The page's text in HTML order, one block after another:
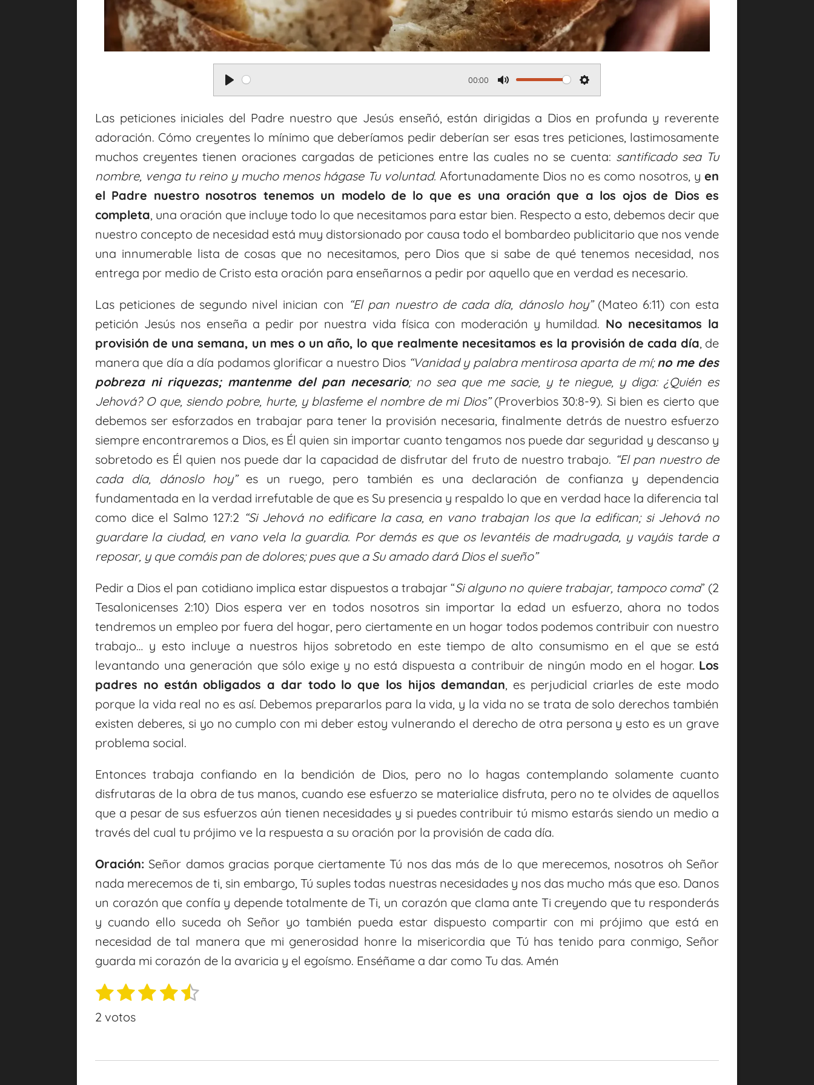
P
l
a
y
00:00
M
u
t
e
S
e
t
t
n
g
s
Las peticiones iniciales del Padre nuestro que Jesús enseñó, están dirigidas a Dios en profunda y reverente
adoración. Cómo creyentes lo mínimo que deberíamos pedir deberían ser esas tres peticiones, lastimosamente
muchos creyentes tienen oraciones cargadas de peticiones entre las cuales no se cuenta: santificado sea Tu
nombre, venga tu reino y mucho menos hágase Tu voluntad. Afortunadamente Dios no es como nosotros, y en
el Padre nuestro nosotros tenemos un modelo de lo que es una oración que a los ojos de Dios es
completa, una oración que incluye todo lo que necesitamos para estar bien. Respecto a esto, debemos decir que
nuestro concepto de necesidad está muy distorsionado por causa todo el bombardeo publicitario que nos vende
una innumerable lista de cosas que no necesitamos, pero Dios que si sabe de qué tenemos necesidad, nos
entrega por medio de Cristo esta oración para enseñarnos a pedir por aquello que en verdad es necesario.
Las peticiones de segundo nivel inician con “El pan nuestro de cada día, dánoslo hoy”(Mateo 6:11) con esta
petición Jesús nos enseña a pedir por nuestra vida física con moderación y humildad. No necesitamos la
provisión de una semana, un mes o un año, lo que realmente necesitamos es la provisión de cada día, de
manera que día a día podamos glorificar a nuestro Dios “Vanidad y palabra mentirosa aparta de mí;no me des
pobreza ni riquezas; mantenme del pan necesario; no sea que me sacie, y te niegue, y diga: ¿Quién es
Jehová? O que, siendo pobre, hurte, y blasfeme el nombre de mi Dios”(Proverbios 30:8-9). Si bien es cierto que
debemos ser esforzados en trabajar para tener la provisión necesaria, finalmente detrás de nuestro esfuerzo
siempre encontraremos a Dios, es Él quien sin importar cuanto tengamos nos puede dar seguridad y descanso y
sobretodo es Él quien nos puede dar la capacidad de disfrutar del fruto de nuestro trabajo. “El pan nuestro de
cada día, dánoslo hoy”es un ruego, pero también es una declaración de confianza y dependencia
fundamentada en la verdad irrefutable de que es Su presencia y respaldo lo que en verdad hace la diferencia tal
como dice el Salmo 127:2 “SiJehová no edificare la casa, en vano trabajan los que la edifican; si Jehová no
guardare la ciudad, en vano vela la guardia. Por demás es que os levantéis de madrugada, y vayáis tarde a
reposar, y que comáis pan de dolores; pues que a Su amado dará Dios el sueño”
Pedir a Dios el pan cotidiano implica estar dispuestos a trabajar “Si alguno no quiere trabajar, tampoco coma” (2
Tesalonicenses 2:10) Dios espera ver en todos nosotros sin importar la edad un esfuerzo, ahora no todos
tendremos un empleo por fuera del hogar, pero ciertamente en un hogar todos podemos contribuir con nuestro
trabajo… y esto incluye a nuestros hijos sobretodo en este tiempo de alto consumismo en el que se está
levantando una generación que sólo exige y no está dispuesta a contribuir de ningún modo en el hogar. Los
padres no están obligados a dar todo lo que los hijos demandan, es perjudicial criarles de este modo
porque la vida real no es así. Debemos prepararlos para la vida, y la vida no se trata de solo derechos también
existen deberes, si yo no cumplo con mi deber estoy vulnerando el derecho de otra persona y esto es un grave
problema social.
Entonces trabaja confiando en la bendición de Dios, pero no lo hagas contemplando solamente cuanto
disfrutaras de la obra de tus manos, cuando ese esfuerzo se materialice disfruta, pero no te olvides de aquellos
que a pesar de sus esfuerzos aún tienen necesidades y si puedes contribuir tú mismo estarás siendo un medio a
través del cual tu prójimo ve la respuesta a su oración por la provisión de cada día.
Oración: Señor damos gracias porque ciertamente Tú nos das más de lo que merecemos, nosotros oh Señor
nada merecemos de ti, sin embargo, Tú suples todas nuestras necesidades y nos das mucho más que eso. Danos
un corazón que confía y depende totalmente de Ti, un corazón que clama ante Ti creyendo que tu responderás
y cuando ello suceda oh Señor yo también pueda estar dispuesto compartir con mi prójimo que está en
necesidad de tal manera que mi generosidad honre la misericordia que Tú has tenido para conmigo, Señor
guarda mi corazón de la avaricia y el egoísmo. Enséñame a dar como Tu das. Amén
V
a
1
e
r
2
e
r
3
r
4
r
5
r
E
r
2 votos